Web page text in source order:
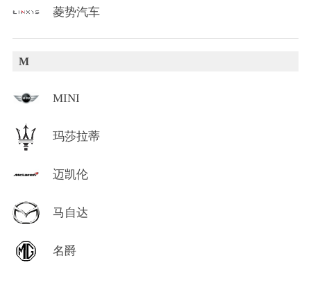
菱势汽车
M
MINI
玛莎拉蒂
迈凯伦
马自达
名爵